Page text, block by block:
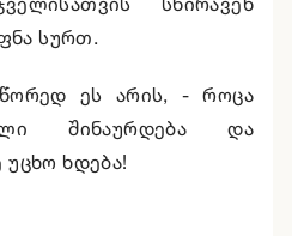
სურთ.
ეს არის, - როცა
შინაურდება და
ხდება!